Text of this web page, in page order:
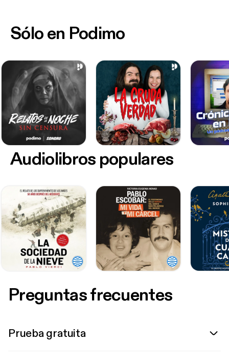
Sólo en Podimo
Audiolibros populares
Preguntas frecuentes
Prueba gratuita